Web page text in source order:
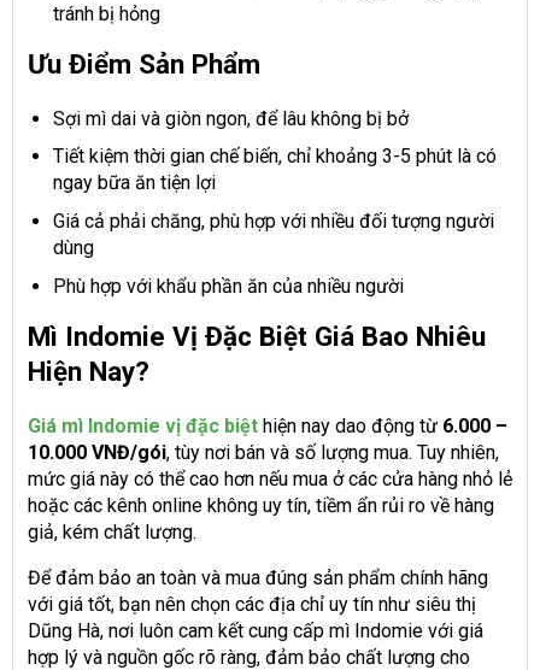
tránh bị hỏng
Ưu Điểm Sản Phẩm
Sợi mì dai và giòn ngon, để lâu không bị bở
Tiết kiệm thời gian chế biến, chỉ khoảng 3-5 phút là có
ngay bữa ăn tiện lợi
Giá cả phải chăng, phù hợp với nhiều đối tượng người
dùng
Phù hợp với khẩu phần ăn của nhiều người
Mì Indomie Vị Đặc Biệt Giá Bao Nhiêu
Hiện Nay?
Giá mì Indomie vị đặc biệt hiện nay dao động từ 6.000 –
10.000 VNĐ/gói, tùy nơi bán và số lượng mua. Tuy nhiên,
mức giá này có thể cao hơn nếu mua ở các cửa hàng nhỏ lẻ
hoặc các kênh online không uy tín, tiềm ẩn rủi ro về hàng
giả, kém chất lượng.
Để đảm bảo an toàn và mua đúng sản phẩm chính hãng
với giá tốt, bạn nên chọn các địa chỉ uy tín như siêu thị
Dũng Hà, nơi luôn cam kết cung cấp mì Indomie với giá
hợp lý và nguồn gốc rõ ràng, đảm bảo chất lượng cho